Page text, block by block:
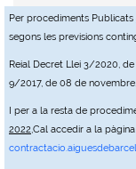
Per procediments Publicats
segons les previsions
Reial Decret Llei 3/2020,
9/2017, de 08 de
I per a la resta de
2022,Cal accedir a la